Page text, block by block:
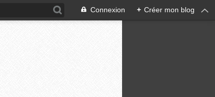
Connexion + Créer mon blog